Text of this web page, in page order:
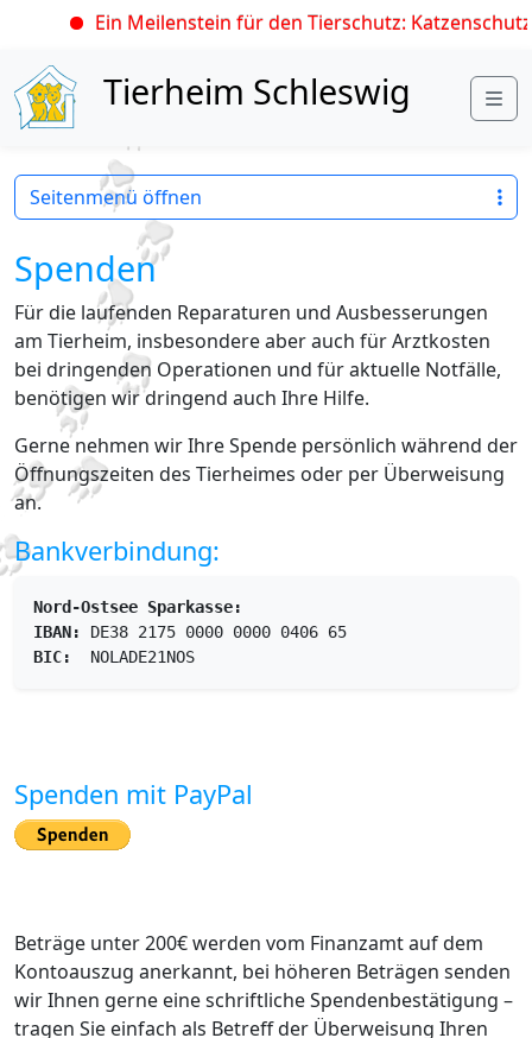
Ein Meilenstein für den Tierschutz:
Skip to content
Tierheim Schleswig
Spenden
Für die laufenden Reparaturen und Ausbesserungen
am Tierheim, insbesondere aber auch für Arztkosten
bei dringenden Operationen und für aktuelle Notfälle,
benötigen wir dringend auch Ihre Hilfe.
Gerne nehmen wir Ihre Spende persönlich während der
Öffnungszeiten des Tierheimes oder per Überweisung
an.
Bankverbindung:
Nord-Ostsee Sparkasse:
IBAN:
DE38 2175 0000 0000 0406 65
BIC:
  NOLADE21NOS
Spenden mit PayPal
Beträge unter 200€ werden vom Finanzamt auf dem
Kontoauszug anerkannt, bei höheren Beträgen senden
wir Ihnen gerne eine schriftliche Spendenbestätigung –
tragen Sie einfach als Betreff der Überweisung Ihren
Seitenmenü öffnen